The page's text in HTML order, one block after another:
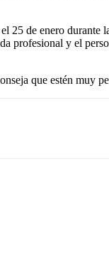
25 de enero durante
profesional y el
que estén muy